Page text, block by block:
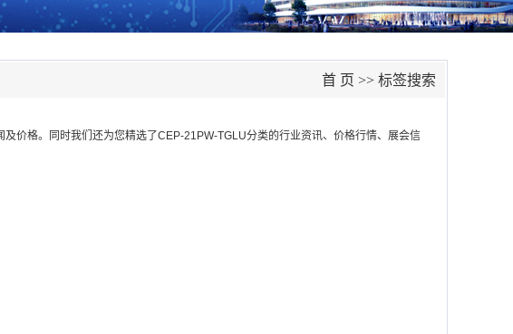
首 页 >> 标签搜索
及价格。同时我们还为您精选了CEP-21PW-TGLU分类的行业资讯、价格行情、展会信